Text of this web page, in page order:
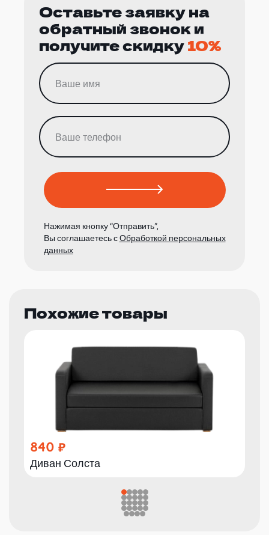
Оставьте заявку на
обратный звонок и
получите скидку10%
Нажимая кнопку “Отправить”,
Вы соглашаетесь сОбработкой персональных
данных
Похожие товары
840
Диван Солста